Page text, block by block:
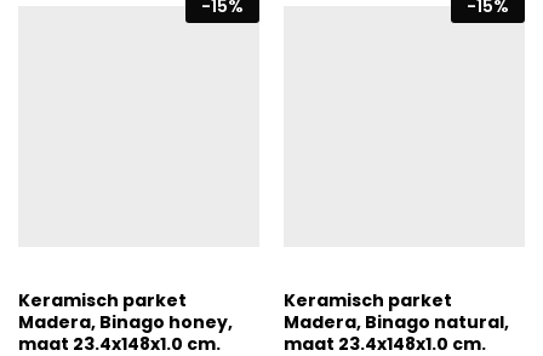
-15%
Keramisch parket
Madera, Binago honey,
maat 23.4x148x1.0 cm.
-15%
Keramisch parket
Madera, Binago natural,
maat 23.4x148x1.0 cm.